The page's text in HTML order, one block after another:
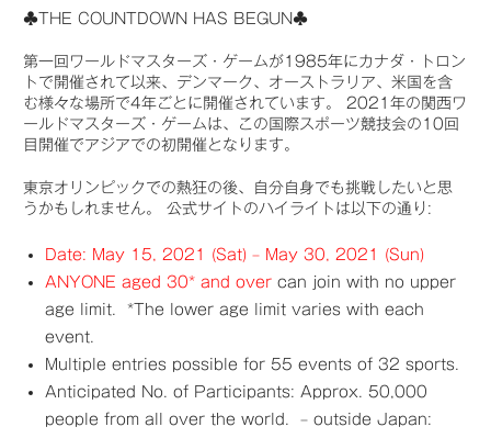
♣THE COUNTDOWN HAS BEGUN♣
第一回ワールドマスターズ・ゲームが1985年にカナダ・トロン
トで開催されて以来、デンマーク、オーストラリア、米国を含
む様々な場所で4年ごとに開催されています。 2021年の関西ワ
ールドマスターズ・ゲームは、この国際スポーツ競技会の10回
目開催でアジアでの初開催となります。
東京オリンピックでの熱狂の後、自分自身でも挑戦したいと思
うかもしれません。 公式サイトのハイライトは以下の通り:
Date: May 15, 2021 (Sat) – May 30, 2021 (Sun)
ANYONE aged 30* and over can join with no upper
age limit. *The lower age limit varies with each
event.
Multiple entries possible for 55 events of 32 sports.
Anticipated No. of Participants: Approx. 50,000
people from all over the world. – outside Japan: